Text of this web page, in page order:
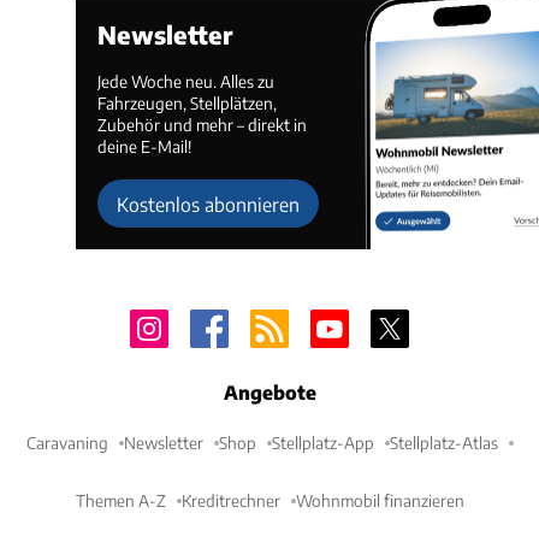
Newsletter
Jede Woche neu. Alles zu
Fahrzeugen, Stellplätzen,
Zubehör und mehr – direkt in
deine E-Mail!
Kostenlos abonnieren
Angebote
Caravaning Newsletter Shop Stellplatz-App Stellplatz-Atlas
Themen A-Z Kreditrechner Wohnmobil finanzieren